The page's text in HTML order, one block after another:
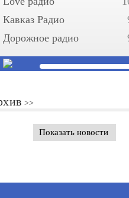
Кавказ Радио
Дорожное радио
Показать новости